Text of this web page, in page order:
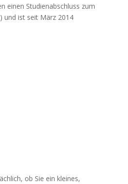
einen Studienabschluss zum
und ist seit März 2014
ob Sie ein kleines,